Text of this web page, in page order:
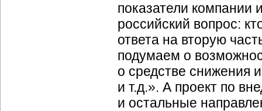
показатели компании
российский вопрос:
ответа на вторую
подумаем о
о средстве снижения
и т.д.». А проект по
и остальные